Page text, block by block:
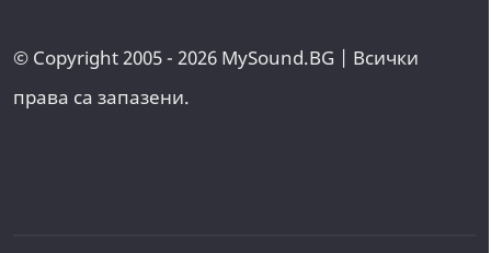
© Copyright 2005 - 2026 MySound.BG | Всички
права са запазени.